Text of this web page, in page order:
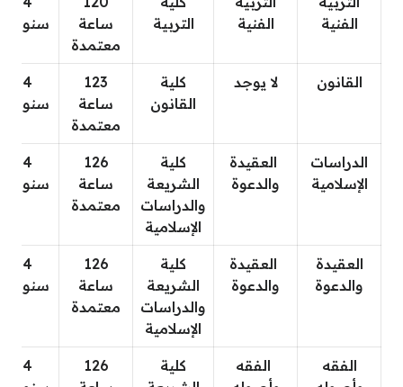
الفنية
الفنية
التربية
ساعة
معتمدة
سنوات
القانون لا يوجد
كلية
القانون
123
ساعة
معتمدة
4
سنوات
الدراسات
الإسلامية
العقيدة
والدعوة
كلية
الشريعة
والدراسات
الإسلامية
126
ساعة
معتمدة
4
سنوات
العقيدة
والدعوة
العقيدة
والدعوة
كلية
الشريعة
والدراسات
الإسلامية
126
ساعة
معتمدة
4
سنوات
الفقه
الفقه
كلية
126
4